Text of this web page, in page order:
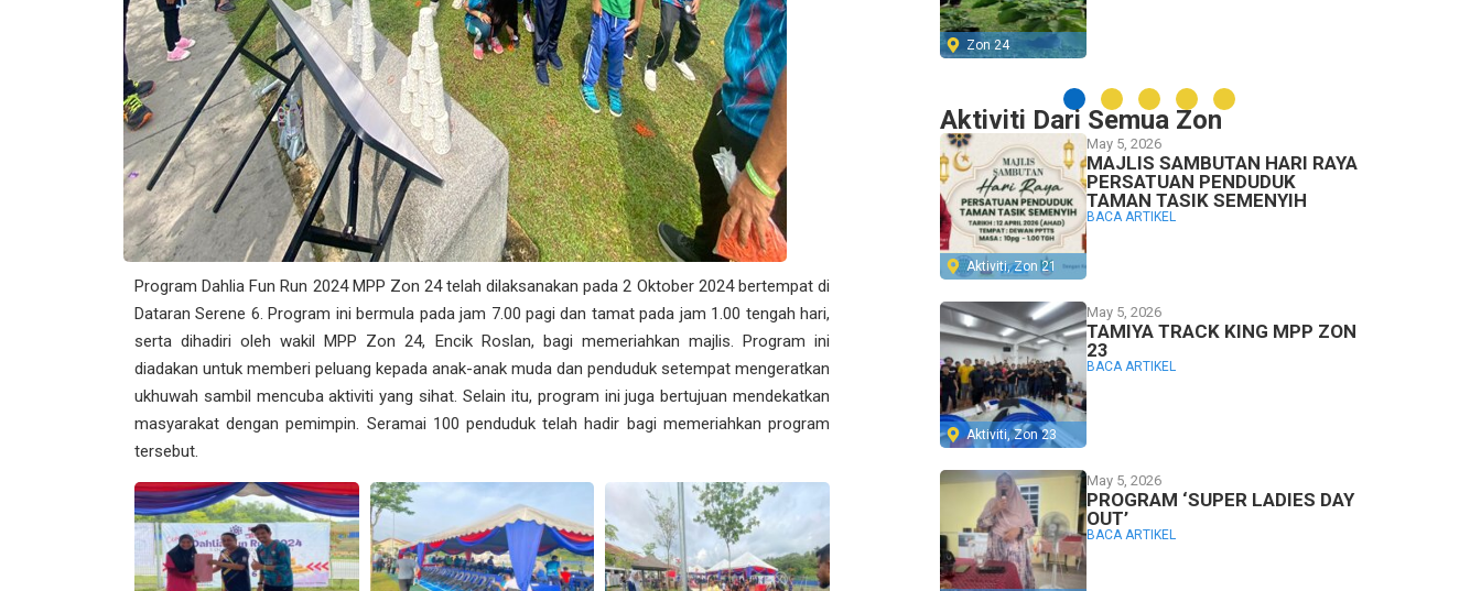
Program Dahlia Fun Run 2024 MPP Zon 24 telah dilaksanakan pada 2 Oktober 2024 bertempat di
Dataran Serene 6. Program ini bermula pada jam 7.00 pagi dan tamat pada jam 1.00 tengah hari,
serta dihadiri oleh wakil MPP Zon 24, Encik Roslan, bagi memeriahkan majlis. Program ini
diadakan untuk memberi peluang kepada anak-anak muda dan penduduk setempat mengeratkan
ukhuwah sambil mencuba aktiviti yang sihat. Selain itu, program ini juga bertujuan mendekatkan
masyarakat dengan pemimpin. Seramai 100 penduduk telah hadir bagi memeriahkan program
tersebut.
Zon 24
Aktiviti Dari Semua Zon
Aktiviti,Zon 21
May 5, 2026
MAJLIS SAMBUTAN HARI RAYA
PERSATUAN PENDUDUK
TAMAN TASIK SEMENYIH
BACA ARTIKEL
Aktiviti,Zon 23
May 5, 2026
TAMIYA TRACK KING MPP ZON
23
BACA ARTIKEL
May 5, 2026
PROGRAM ‘SUPER LADIES DAY
OUT’
BACA ARTIKEL